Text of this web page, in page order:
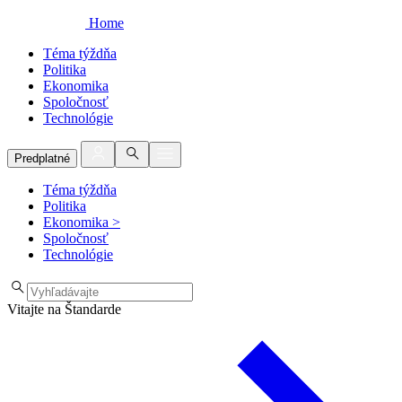
Home
Téma týždňa
Politika
Ekonomika
Spoločnosť
Technológie
Predplatné
Téma týždňa
Politika
Ekonomika >
Spoločnosť
Technológie
Vitajte na Štandarde